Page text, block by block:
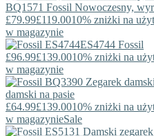
BQ1571 Fossil Nowoczesny,
£79.99£119.0010% zniżki na
w magazynie
ES4744 Fossil
£96.99£139.0010% zniżki na
w magazynie
damski na pasie
£64.99£139.0010% zniżki na
w magazynieSale